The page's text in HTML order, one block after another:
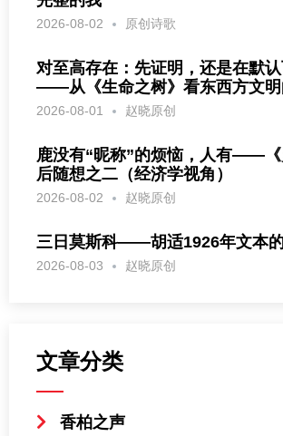
2026-08-02 原创诗歌
对至高存在：先证明，还是在默认
——从《生命之树》看东西方文明
2026-08-01 赵晓原创
鹿没有“昵称”的烦恼，人有——
后随想之二（经济学视角）
2026-08-02 赵晓原创
三日莫斯科——胡适1926年文本
2026-08-03 赵晓原创
文章分类
香柏之声